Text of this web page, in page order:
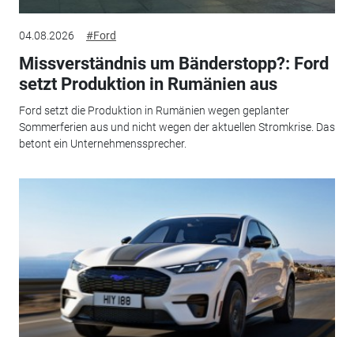
04.08.2026 #Ford
Missverständnis um Bänderstopp?: Ford
setzt Produktion in Rumänien aus
Ford setzt die Produktion in Rumänien wegen geplanter
Sommerferien aus und nicht wegen der aktuellen Stromkrise. Das
betont ein Unternehmenssprecher.